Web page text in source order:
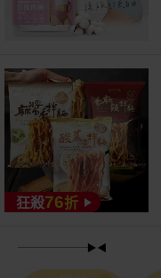
狂殺76折